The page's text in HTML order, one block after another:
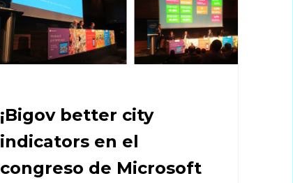
¡Bigov better city
indicators en el
congreso de Microsoft